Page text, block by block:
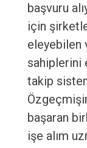
başvuru
için
eleyebilen
sahiplerini
takip
başaran
işe alım